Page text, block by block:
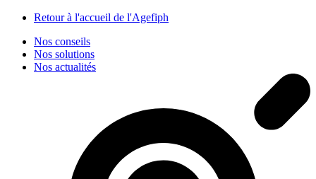
Retour à l'accueil de l'Agefiph
Nos conseils
Nos solutions
Nos actualités